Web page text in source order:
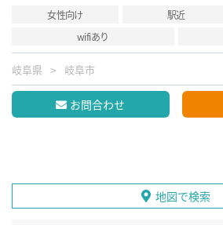
女性向け 駅近
wifiあり
岐阜県 岐阜市
お問合わせ
地図で検索